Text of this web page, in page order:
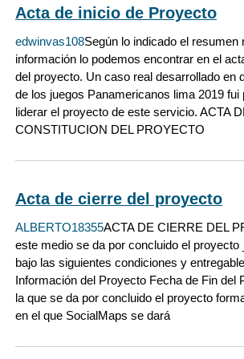
Acta de inicio de Proyecto
edwinvas108Según lo indicado el resumen
información lo podemos encontrar en el
del proyecto. Un caso real desarrollado en
de los juegos Panamericanos lima 2019 fui
liderar el proyecto de este servicio. ACTA
CONSTITUCION DEL PROYECTO
Acta de cierre del proyecto
ALBERTO18355ACTA DE CIERRE DEL
este medio se da por concluido el
bajo las siguientes condiciones y
Información del Proyecto Fecha de Fin del
la que se da por concluido el proyecto
en el que SocialMaps se dará